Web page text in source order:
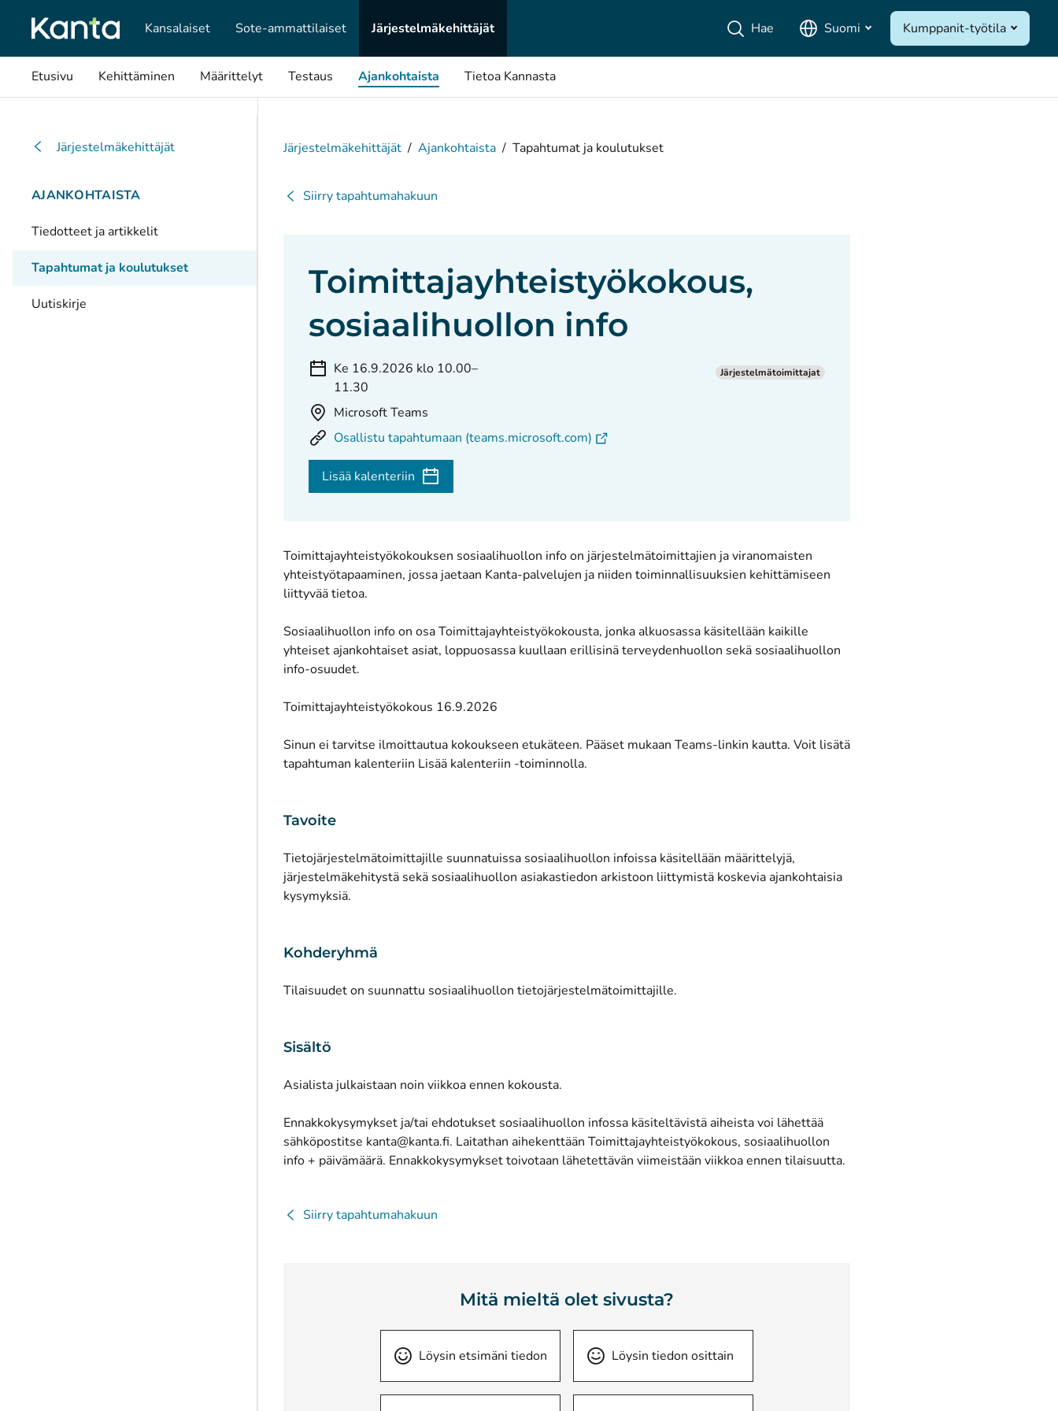
Kansalaiset
Sote-ammattilaiset Järjestelmä­kehittäjät Hae Suomi Kumppanit-työtila
Etusivu Kehittäminen Määrittelyt Testaus Ajankohtaista Tietoa Kannasta
Järjestelmäkehittäjät
AJANKOHTAISTA
Tiedotteet ja artikkelit
Tapahtumat ja koulutukset
Uutiskirje
Järjestelmäkehittäjät / Ajankohtaista / Tapahtumat ja koulutukset
Siirry tapahtumahakuun
Toimittajayhteistyökokous,
sosiaalihuollon info
Ke 16.9.2026 klo 10.00–
11.30
.
Paikka:Microsoft Teams
Osallistu tapahtumaan (teams.microsoft.com) Avautuu uuteen välilehteen
Järjestelmätoimittajat
Lisää kalenteriin
Toimittajayhteistyökokouksen sosiaalihuollon info on järjestelmätoimittajien ja viranomaisten
yhteistyötapaaminen, jossa jaetaan Kanta-palvelujen ja niiden toiminnallisuuksien kehittämiseen
liittyvää tietoa.
Sosiaalihuollon info on osa Toimittajayhteistyökokousta, jonka alkuosassa käsitellään kaikille
yhteiset ajankohtaiset asiat, loppuosassa kuullaan erillisinä terveydenhuollon sekä sosiaalihuollon
info-osuudet.
Toimittajayhteistyökokous 16.9.2026
Sinun ei tarvitse ilmoittautua kokoukseen etukäteen. Pääset mukaan Teams-linkin kautta. Voit lisätä
tapahtuman kalenteriin Lisää kalenteriin -toiminnolla.
Tavoite
Tietojärjestelmätoimittajille suunnatuissa sosiaalihuollon infoissa käsitellään määrittelyjä,
järjestelmäkehitystä sekä sosiaalihuollon asiakastiedon arkistoon liittymistä koskevia ajankohtaisia
kysymyksiä.
Kohderyhmä
Tilaisuudet on suunnattu sosiaalihuollon tietojärjestelmätoimittajille.
Sisältö
Asialista julkaistaan noin viikkoa ennen kokousta.
Ennakkokysymykset ja/tai ehdotukset sosiaalihuollon infossa käsiteltävistä aiheista voi lähettää
sähköpostitse kanta@kanta.fi. Laitathan aihekenttään Toimittajayhteistyökokous, sosiaalihuollon
info + päivämäärä. Ennakkokysymykset toivotaan lähetettävän viimeistään viikkoa ennen tilaisuutta.
Siirry tapahtumahakuun
Mitä mieltä olet sivusta?
Löysin etsimäni tiedon Löysin tiedon osittain